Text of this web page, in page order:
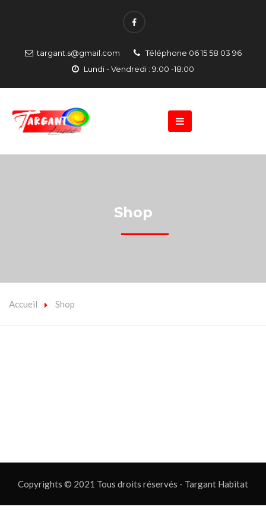
targant.s@gmail.com
Téléphone 06 15 58 03 96
Lundi - Vendredi : 9:00 -18:00
Shop
Accueil Shop
Copyrights © 2021 Tous droits réservés - Targant Habitat